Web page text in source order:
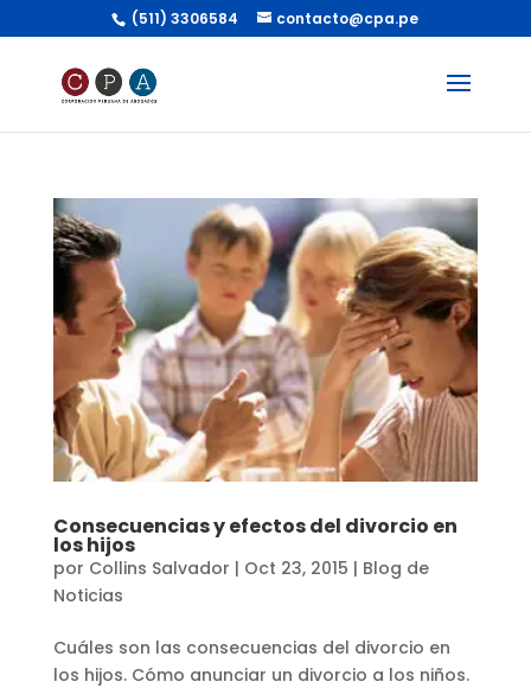
(511) 3306584 contacto@cpa.pe
Consecuencias y efectos del divorcio en
los hijos
por Collins Salvador | Oct 23, 2015 | Blog de
Noticias
Cuáles son las consecuencias del divorcio en
los hijos. Cómo anunciar un divorcio a los niños.